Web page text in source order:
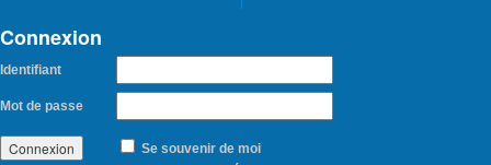
Connexion
Identifiant
Mot de passe
Se souvenir de moi